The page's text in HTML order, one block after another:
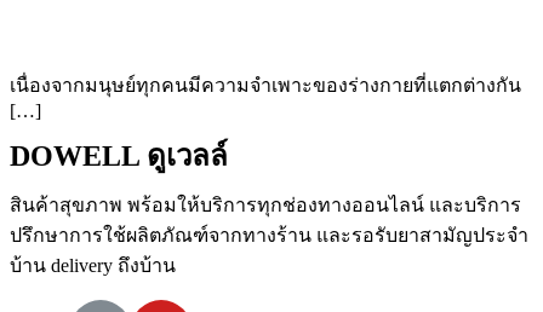
เนื่องจากมนุษย์ทุกคนมีความจำเพาะของร่างกายที่แตกต่างกัน
[…]
DOWELL ดูเวลล์
สินค้าสุขภาพ พร้อมให้บริการทุกช่องทางออนไลน์ และบริการ
ปรึกษาการใช้ผลิตภัณฑ์จากทางร้าน และรอรับยาสามัญประจำ
บ้าน delivery ถึงบ้าน